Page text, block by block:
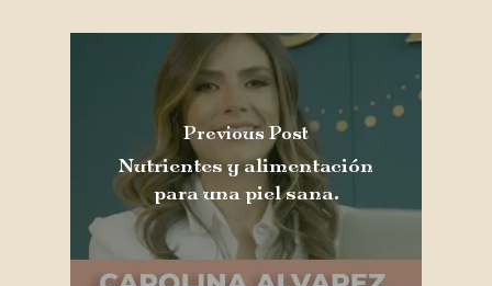
Previous Post
Nutrientes y alimentación
para una piel sana.